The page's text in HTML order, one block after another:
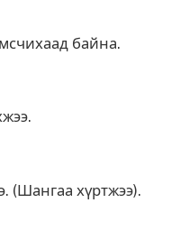
байна.
(Шангаа хүртжээ).